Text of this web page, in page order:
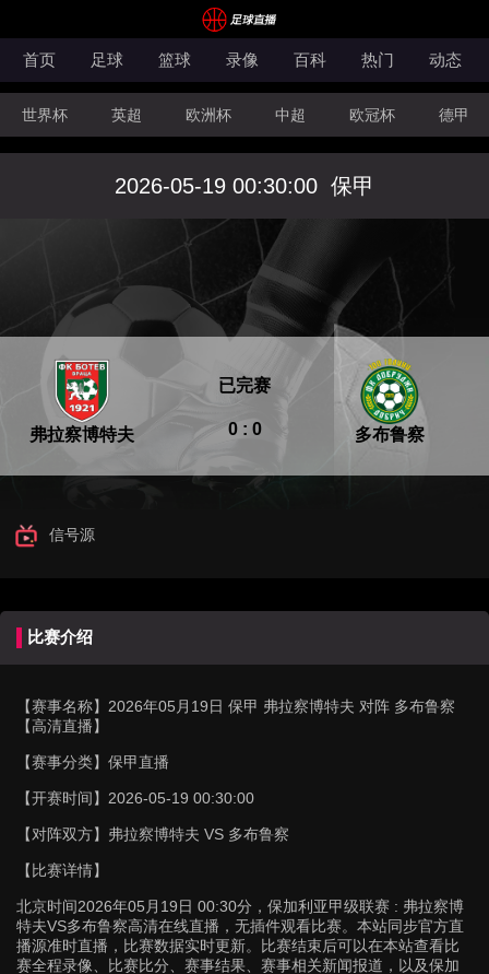
首页 足球 篮球 录像 百科 热门 动态
世界杯 英超 欧洲杯 中超 欧冠杯 德甲
CBA FIBA洲际杯
2026-05-19 00:30:00 保甲
弗拉察博特夫 0 : 0
已完赛
多布鲁察
信号源
比赛介绍
【赛事名称】 2026年05月19日 保甲 弗拉察博特夫 对阵 多布鲁察
【高清直播】
【赛事分类】 保甲直播
【开赛时间】 2026-05-19 00:30:00
【对阵双方】 弗拉察博特夫 VS 多布鲁察
【比赛详情】
北京时间2026年05月19日 00:30分，保加利亚甲级联赛 : 弗拉察博
特夫VS多布鲁察高清在线直播，无插件观看比赛。本站同步官方直
播源准时直播，比赛数据实时更新。比赛结束后可以在本站查看比
赛全程录像、比赛比分、赛事结果、赛事相关新闻报道，以及保加